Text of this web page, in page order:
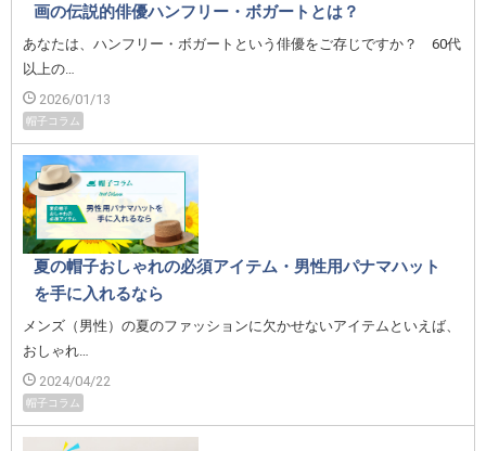
画の伝説的俳優ハンフリー・ボガートとは？
あなたは、ハンフリー・ボガートという俳優をご存じですか？ 60代
以上の…
2026/01/13
帽子コラム
夏の帽子おしゃれの必須アイテム・男性用パナマハット
を手に入れるなら
メンズ（男性）の夏のファッションに欠かせないアイテムといえば、
おしゃれ…
2024/04/22
帽子コラム